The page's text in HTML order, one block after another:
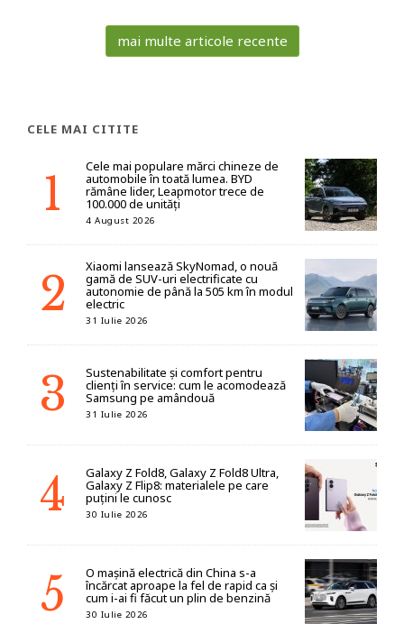
mai multe articole recente
CELE MAI CITITE
Cele mai populare mărci chineze de
automobile în toată lumea. BYD
rămâne lider, Leapmotor trece de
100.000 de unități
4 August 2026
Xiaomi lansează SkyNomad, o nouă
gamă de SUV-uri electrificate cu
autonomie de până la 505 km în modul
electric
31 Iulie 2026
Sustenabilitate și comfort pentru
clienți în service: cum le acomodează
Samsung pe amândouă
31 Iulie 2026
Galaxy Z Fold8, Galaxy Z Fold8 Ultra,
Galaxy Z Flip8: materialele pe care
puțini le cunosc
30 Iulie 2026
O mașină electrică din China s-a
încărcat aproape la fel de rapid ca și
cum i-ai fi făcut un plin de benzină
30 Iulie 2026